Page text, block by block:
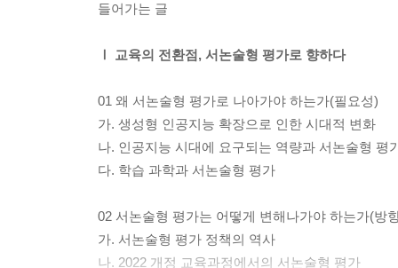
들어가는 글
Ⅰ 교육의 전환점, 서논술형 평가로 향하다
01 왜 서논술형 평가로 나아가야 하는가(필요성)
가. 생성형 인공지능 확장으로 인한 시대적 변화
나. 인공지능 시대에 요구되는 역량과 서논술형 평
다. 학습 과학과 서논술형 평가
02 서논술형 평가는 어떻게 변해나가야 하는가(방
가. 서논술형 평가 정책의 역사
나. 2022 개정 교육과정에서의 서논술형 평가